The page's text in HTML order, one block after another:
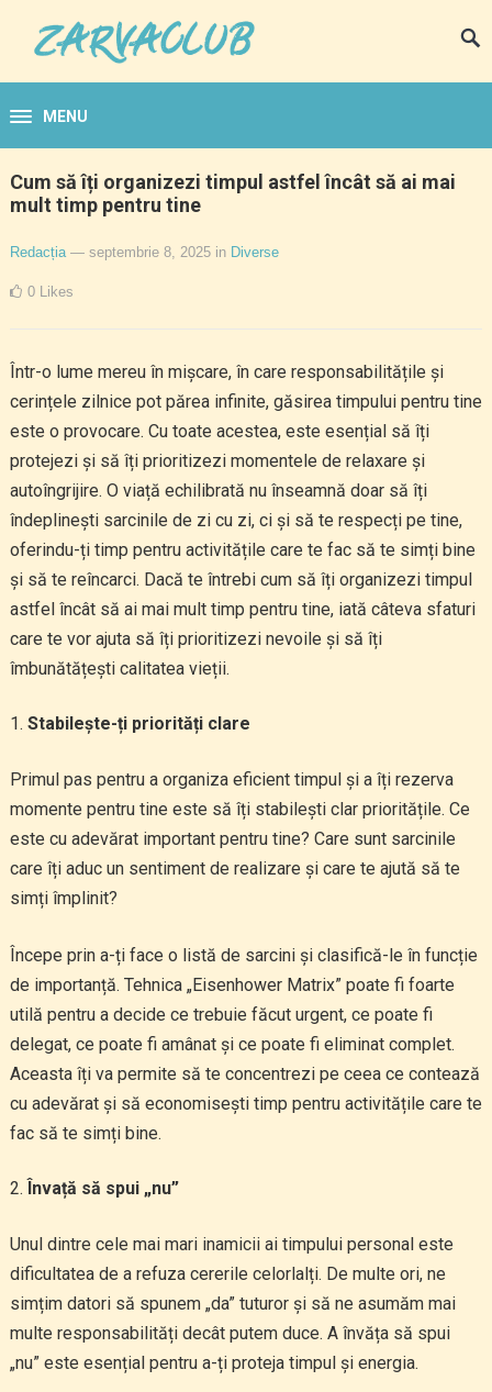
MENU
Cum să îți organizezi timpul astfel încât să ai mai
mult timp pentru tine
Redacția — septembrie 8, 2025 in Diverse
0 Likes
Într-o lume mereu în mișcare, în care responsabilitățile și
cerințele zilnice pot părea infinite, găsirea timpului pentru tine
este o provocare. Cu toate acestea, este esențial să îți
protejezi și să îți prioritizezi momentele de relaxare și
autoîngrijire. O viață echilibrată nu înseamnă doar să îți
îndeplinești sarcinile de zi cu zi, ci și să te respecți pe tine,
oferindu-ți timp pentru activitățile care te fac să te simți bine
și să te reîncarci. Dacă te întrebi cum să îți organizezi timpul
astfel încât să ai mai mult timp pentru tine, iată câteva sfaturi
care te vor ajuta să îți prioritizezi nevoile și să îți
îmbunătățești calitatea vieții.
Stabilește-ți priorități clare
Primul pas pentru a organiza eficient timpul și a îți rezerva
momente pentru tine este să îți stabilești clar prioritățile. Ce
este cu adevărat important pentru tine? Care sunt sarcinile
care îți aduc un sentiment de realizare și care te ajută să te
simți împlinit?
Începe prin a-ți face o listă de sarcini și clasifică-le în funcție
de importanță. Tehnica „Eisenhower Matrix” poate fi foarte
utilă pentru a decide ce trebuie făcut urgent, ce poate fi
delegat, ce poate fi amânat și ce poate fi eliminat complet.
Aceasta îți va permite să te concentrezi pe ceea ce contează
cu adevărat și să economisești timp pentru activitățile care te
fac să te simți bine.
Învață să spui „nu”
Unul dintre cele mai mari inamicii ai timpului personal este
dificultatea de a refuza cererile celorlalți. De multe ori, ne
simțim datori să spunem „da” tuturor și să ne asumăm mai
multe responsabilități decât putem duce. A învăța să spui
„nu” este esențial pentru a-ți proteja timpul și energia.